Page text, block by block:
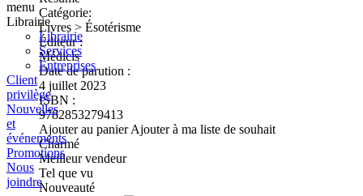
Librairie
Librairie
Services
Entreprises
Client
privilège
Nouvelles
et
événements
Promotions
Nous
joindre
Catégorie:
Livres > Ésotérisme
Éditeur :
Médicis
Date de parution :
4 juillet 2023
ISBN :
9782853279413
Ajouter au panierAjouter à ma liste de souhait
Charmé
Meilleur vendeur
Tel que vu
Nouveauté